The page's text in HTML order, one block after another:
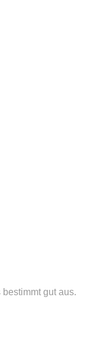
gut aus.